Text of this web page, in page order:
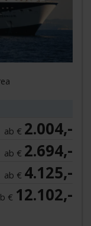
ab € 2.004,-
ab € 2.694,-
ab € 4.125,-
€ 12.102,-